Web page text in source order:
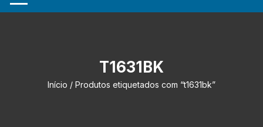
T1631BK
Início / Produtos etiquetados com “t1631bk”